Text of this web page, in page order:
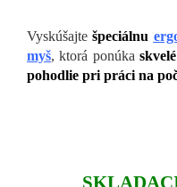
Vyskúšajtešpeciálnu
myš, ktorá ponúka
pohodlie pri práci na